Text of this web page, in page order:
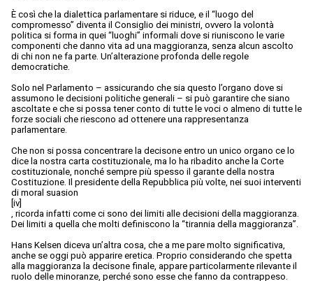
È così che la dialettica parlamentare si riduce, e il “luogo del
compromesso” diventa il Consiglio dei ministri, ovvero la volontà
politica si forma in quei “luoghi” informali dove si riuniscono le varie
componenti che danno vita ad una maggioranza, senza alcun ascolto
di chi non ne fa parte. Un’alterazione profonda delle regole
democratiche.
Solo nel Parlamento – assicurando che sia questo l’organo dove si
assumono le decisioni politiche generali – si può garantire che siano
ascoltate e che si possa tener conto di tutte le voci o almeno di tutte le
forze sociali che riescono ad ottenere una rappresentanza
parlamentare.
Che non si possa concentrare la decisone entro un unico organo ce lo
dice la nostra carta costituzionale, ma lo ha ribadito anche la Corte
costituzionale, nonché sempre più spesso il garante della nostra
Costituzione. Il presidente della Repubblica più volte, nei suoi interventi
di moral suasion
[iv]
, ricorda infatti come ci sono dei limiti alle decisioni della maggioranza.
Dei limiti a quella che molti definiscono la “tirannia della maggioranza”.
Hans Kelsen diceva un’altra cosa, che a me pare molto significativa,
anche se oggi può apparire eretica. Proprio considerando che spetta
alla maggioranza la decisone finale, appare particolarmente rilevante il
ruolo delle minoranze, perché sono esse che fanno da contrappeso.